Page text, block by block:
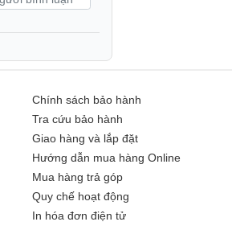
Chính sách bảo hành
Tra cứu bảo hành
Giao hàng và lắp đặt
Hướng dẫn mua hàng Online
Mua hàng trả góp
Quy chế hoạt động
In hóa đơn điện tử